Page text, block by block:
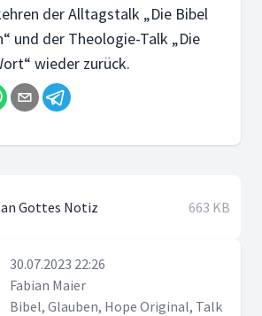
der Alltagstalk „Die Bibel
und der Theologie-Talk „Die
wieder zurück.
Gottes Notiz 663 KB
30.07.2023 22:26
Fabian Maier
Bibel, Glauben, Hope Original, Talk